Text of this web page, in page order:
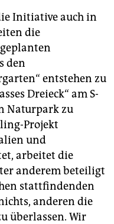
Initiative auch in
die
den
entstehen zu
Dreieck“ am S-
Naturpark zu
Projekt
und
arbeitet die
anderem beteiligt
stattfindenden
anderen die
überlassen. Wir